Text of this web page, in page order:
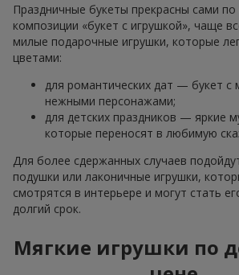
Праздничные букеты прекрасны сами по
композиции «букет с игрушкой», чаще
милые подарочные игрушки, которые
цветами:
для романтических дат — букет с
нежными персонажами;
для детских праздников — яркие
которые переносят в любимую
Для более сдержанных случаев
подушки или лаконичные игрушки,
смотрятся в интерьере и могут стать
долгий срок.
Мягкие игрушки по